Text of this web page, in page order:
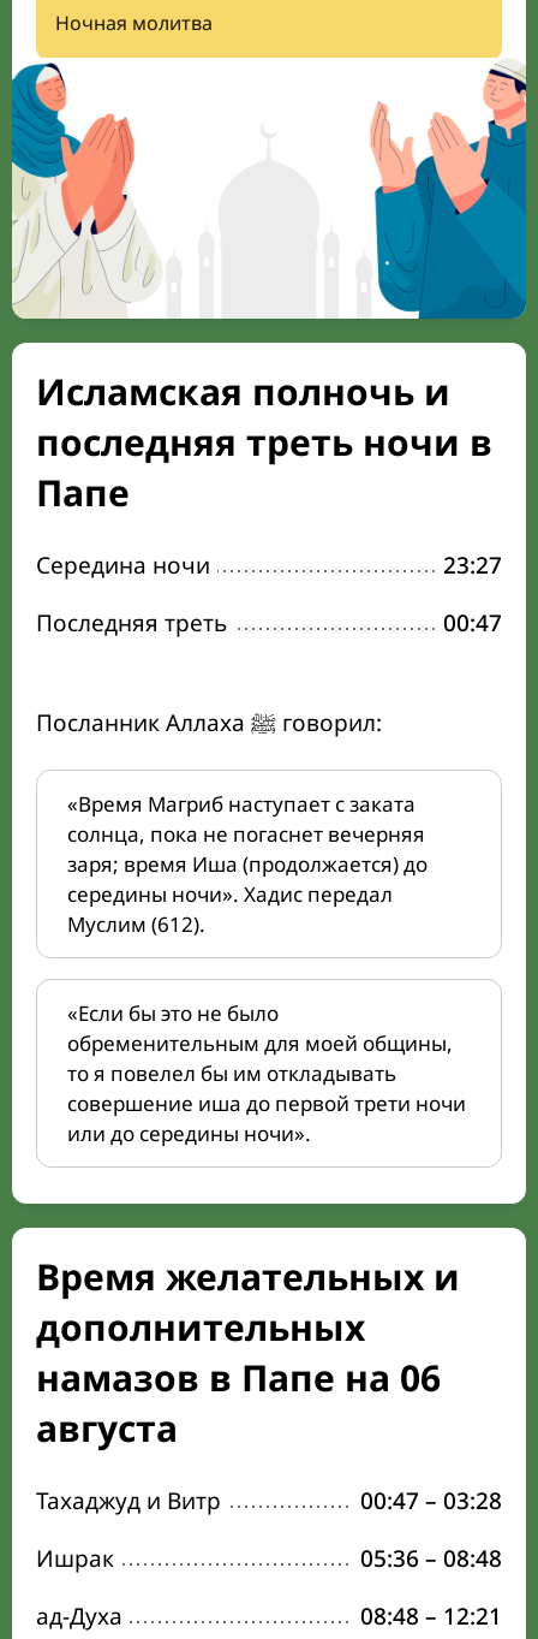
Ночная молитва
Исламская полночь и
последняя треть ночи в
Папе
Середина ночи
23:27
Последняя треть
00:47
Посланник Аллаха ﷺ говорил:
«Время Магриб наступает с заката
солнца, пока не погаснет вечерняя
заря; время Иша (продолжается) до
середины ночи». Хадис передал
Муслим (612).
«Если бы это не было
обременительным для моей общины,
то я повелел бы им откладывать
совершение иша до первой трети ночи
или до середины ночи».
Время желательных и
дополнительных
намазов в Папе на 06
августа
Тахаджуд и Витр 00:47 – 03:28
Ишрак
05:36 – 08:48
ад-Духа
08:48 – 12:21